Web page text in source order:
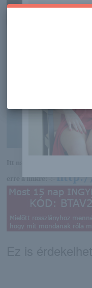
erre a linkre: -:-http://